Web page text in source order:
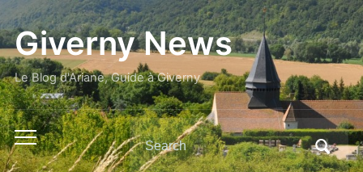
Giverny News
Le Blog d'Ariane, Guide à Giverny
Toggle
mobile
Search
for: